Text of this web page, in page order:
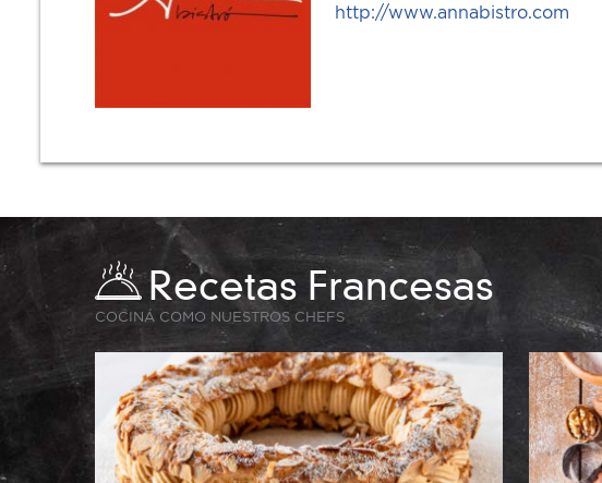
http://www.annabistro.com
Recetas Francesas
COCINÁ COMO NUESTROS CHEFS